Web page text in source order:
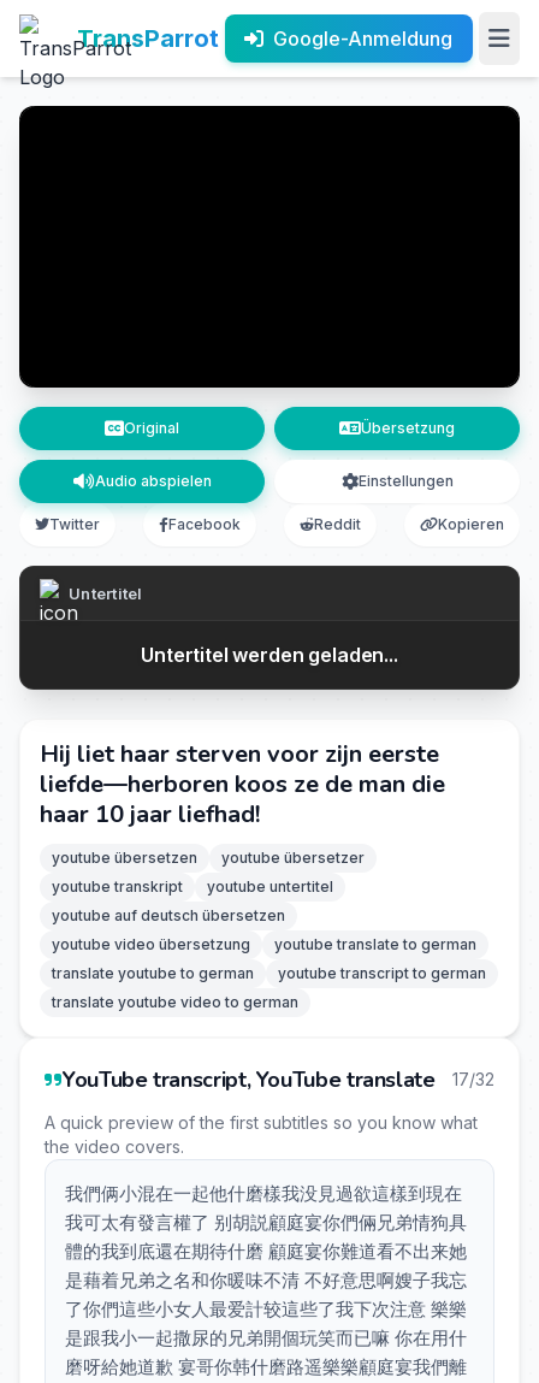
TransParrot Google-Anmeldung
Original Übersetzung
Audio abspielen Einstellungen
Twitter Facebook Reddit Kopieren
Untertitel
Untertitel werden geladen...
Hij liet haar sterven voor zijn eerste
liefde—herboren koos ze de man die
haar 10 jaar liefhad!
youtube übersetzen
youtube übersetzer
youtube transkript
youtube untertitel
youtube auf deutsch übersetzen
youtube video übersetzung
youtube translate to german
translate youtube to german
youtube transcript to german
translate youtube video to german
YouTube transcript, YouTube translate 17/32
A quick preview of the first subtitles so you know what
the video covers.
我們俩小混在一起他什磨樣我没見過欲這樣到現在
我可太有發言權了 别胡説顧庭宴你們倆兄弟情狗具
體的我到底還在期待什磨 顧庭宴你難道看不出来她
是藉着兄弟之名和你暖味不清 不好意思啊嫂子我忘
了你們這些小女人最爱計较這些了我下次注意 樂樂
是跟我小一起撒尿的兄弟開個玩笑而已嘛 你在用什
磨呀給她道歉 宴哥你韩什磨路遥樂樂顧庭宴我們離